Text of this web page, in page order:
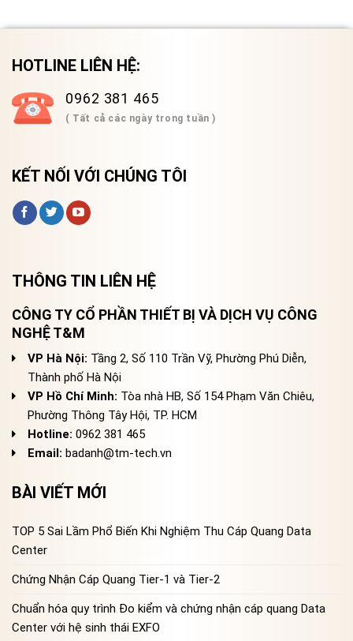
HOTLINE LIÊN HỆ:
0962 381 465
( Tất cả các ngày trong tuần )
KẾT NỐI VỚI CHÚNG TÔI
THÔNG TIN LIÊN HỆ
CÔNG TY CỔ PHẦN THIẾT BỊ VÀ DỊCH VỤ CÔNG
NGHỆ T&M
VP Hà Nội: Tầng 2, Số 110 Trần Vỹ, Phường Phú Diễn,
Thành phố Hà Nội
VP Hồ Chí Minh: Tòa nhà HB, Số 154 Phạm Văn Chiêu,
Phường Thông Tây Hội, TP. HCM
Hotline: 0962 381 465
Email: badanh@tm-tech.vn
BÀI VIẾT MỚI
TOP 5 Sai Lầm Phổ Biến Khi Nghiệm Thu Cáp Quang Data
Center
Chứng Nhận Cáp Quang Tier-1 và Tier-2
Chuẩn hóa quy trình Đo kiểm và chứng nhận cáp quang Data
Center với hệ sinh thái EXFO